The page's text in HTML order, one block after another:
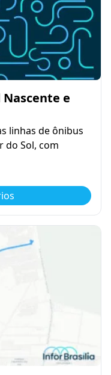
e
linhas de ônibus
do Sol, com